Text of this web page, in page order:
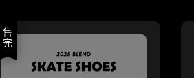
優惠
售完